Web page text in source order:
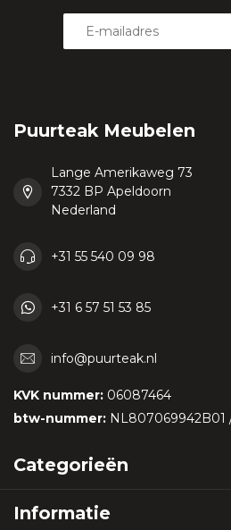
Puurteak Meubelen
Lange Amerikaweg 73
7332 BP Apeldoorn
Nederland
+31 55 540 09 98
+31 6 57 51 53 85
info@puurteak.nl
KVK nummer: 06087464
btw-nummer: NL807069942B01
Categorieën
Informatie